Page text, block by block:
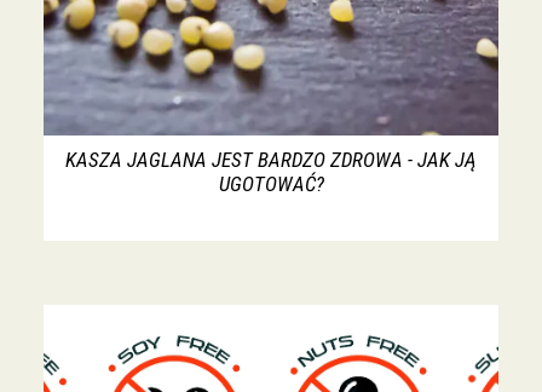
KASZA JAGLANA JEST BARDZO ZDROWA - JAK JĄ
UGOTOWAĆ?